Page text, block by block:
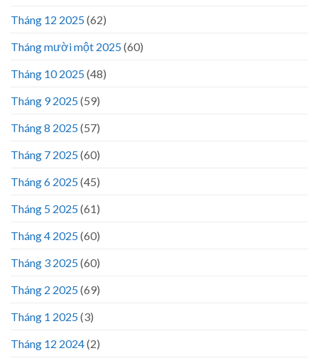
Tháng 12 2025(62)
Tháng mười một 2025(60)
Tháng 10 2025(48)
Tháng 9 2025(59)
Tháng 8 2025(57)
Tháng 7 2025(60)
Tháng 6 2025(45)
Tháng 5 2025(61)
Tháng 4 2025(60)
Tháng 3 2025(60)
Tháng 2 2025(69)
Tháng 1 2025(3)
Tháng 12 2024(2)